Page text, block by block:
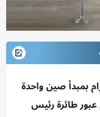
بمبدأ صين واحدة
طائرة رئيس